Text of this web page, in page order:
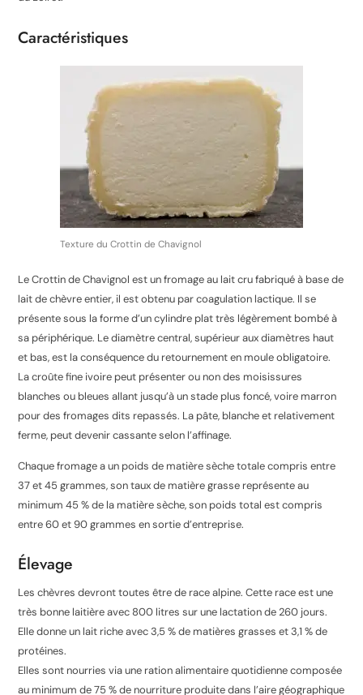
Caractéristiques
Texture du Crottin de Chavignol
Le Crottin de Chavignol est un fromage au lait cru fabriqué à base de
lait de chèvre entier, il est obtenu par coagulation lactique. Il se
présente sous la forme d’un cylindre plat très légèrement bombé à
sa périphérique. Le diamètre central, supérieur aux diamètres haut
et bas, est la conséquence du retournement en moule obligatoire.
La croûte fine ivoire peut présenter ou non des moisissures
blanches ou bleues allant jusqu’à un stade plus foncé, voire marron
pour des fromages dits repassés. La pâte, blanche et relativement
ferme, peut devenir cassante selon l’affinage.
Chaque fromage a un poids de matière sèche totale compris entre
37 et 45 grammes, son taux de matière grasse représente au
minimum 45 % de la matière sèche, son poids total est compris
entre 60 et 90 grammes en sortie d’entreprise.
Élevage
Les chèvres devront toutes être de race alpine. Cette race est une
très bonne laitière avec 800 litres sur une lactation de 260 jours.
Elle donne un lait riche avec 3,5 % de matières grasses et 3,1 % de
protéines.
Elles sont nourries via une ration alimentaire quotidienne composée
au minimum de 75 % de nourriture produite dans l’aire géographique